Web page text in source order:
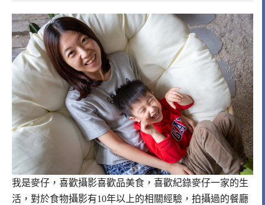
我是麥仔，喜歡攝影喜歡品美食，喜歡紀錄麥仔一家的生
活，對於食物攝影有10年以上的相關經驗，拍攝過的餐廳